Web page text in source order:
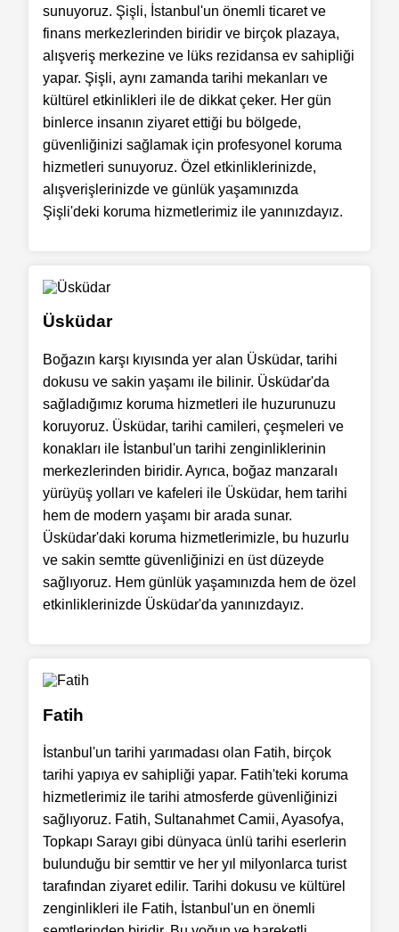
sunuyoruz. Şişli, İstanbul'un önemli ticaret ve
finans merkezlerinden biridir ve birçok plazaya,
alışveriş merkezine ve lüks rezidansa ev sahipliği
yapar. Şişli, aynı zamanda tarihi mekanları ve
kültürel etkinlikleri ile de dikkat çeker. Her gün
binlerce insanın ziyaret ettiği bu bölgede,
güvenliğinizi sağlamak için profesyonel koruma
hizmetleri sunuyoruz. Özel etkinliklerinizde,
alışverişlerinizde ve günlük yaşamınızda
Şişli'deki koruma hizmetlerimiz ile yanınızdayız.
Üsküdar
Boğazın karşı kıyısında yer alan Üsküdar, tarihi
dokusu ve sakin yaşamı ile bilinir. Üsküdar'da
sağladığımız koruma hizmetleri ile huzurunuzu
koruyoruz. Üsküdar, tarihi camileri, çeşmeleri ve
konakları ile İstanbul'un tarihi zenginliklerinin
merkezlerinden biridir. Ayrıca, boğaz manzaralı
yürüyüş yolları ve kafeleri ile Üsküdar, hem tarihi
hem de modern yaşamı bir arada sunar.
Üsküdar'daki koruma hizmetlerimizle, bu huzurlu
ve sakin semtte güvenliğinizi en üst düzeyde
sağlıyoruz. Hem günlük yaşamınızda hem de özel
etkinliklerinizde Üsküdar'da yanınızdayız.
Fatih
İstanbul'un tarihi yarımadası olan Fatih, birçok
tarihi yapıya ev sahipliği yapar. Fatih'teki koruma
hizmetlerimiz ile tarihi atmosferde güvenliğinizi
sağlıyoruz. Fatih, Sultanahmet Camii, Ayasofya,
Topkapı Sarayı gibi dünyaca ünlü tarihi eserlerin
bulunduğu bir semttir ve her yıl milyonlarca turist
tarafından ziyaret edilir. Tarihi dokusu ve kültürel
zenginlikleri ile Fatih, İstanbul'un en önemli